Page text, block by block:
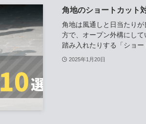
角地のショートカット
角地は風通しと日当たり
方で、オープン外構にし
踏み入れたりする「ショ
2025年1月20日